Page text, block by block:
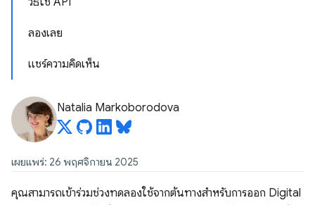
ลองเลย
แชร์ความคิดเห็น
Natalia Markoborodova
เผยแพร่: 26 พฤศจิกายน 2025
คุณสามารถเข้าร่วมช่วงทดลองใช้จากต้นทางสำหรับการออก Digital